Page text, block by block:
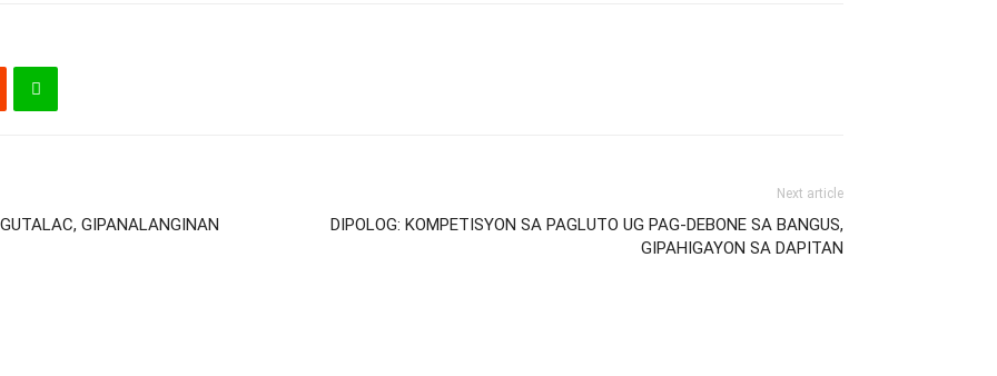
GIPANALANGINAN
Next article
DIPOLOG: KOMPETISYON SA PAGLUTO UG PAG-DEBONE SA BANGUS,
GIPAHIGAYON SA DAPITAN